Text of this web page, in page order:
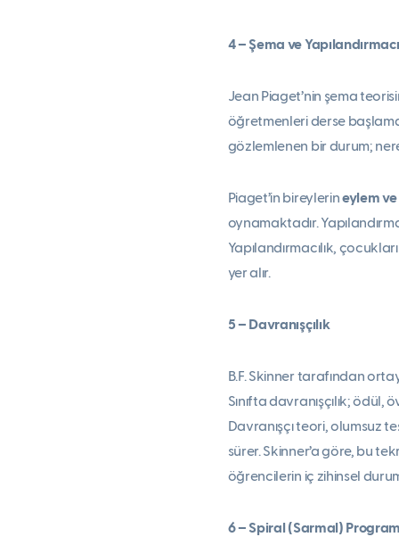
4 – Şema ve
Jean Piaget’nin şema
öğretmenleri derse
gözlemlenen bir durum;
Piaget’in bireylerineylem
oynamaktadır.
Yapılandırmacılık,
yer alır.
5 – Davranışçılık
B.F. Skinner tarafından
Sınıfta davranışçılık;
Davranışçı teori, olumsuz
sürer. Skinner’a göre, bu
öğrencilerin iç zihinsel
6 – Spiral (Sarmal)